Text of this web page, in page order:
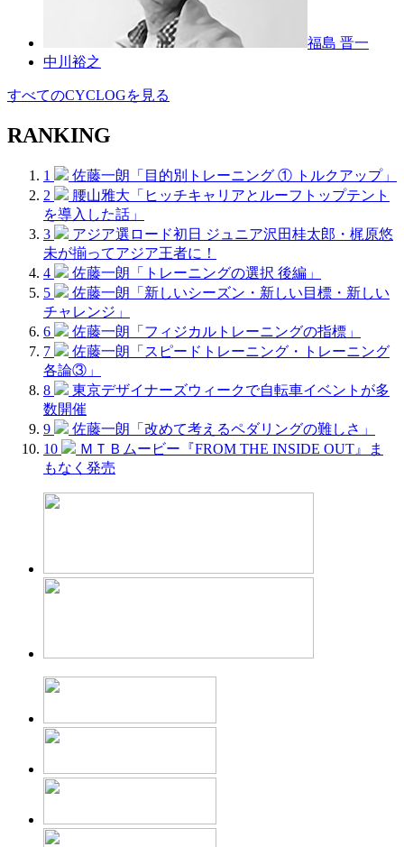
福島 晋一
中川裕之
すべてのCYCLOGを見る
RANKING
1
佐藤一朗「目的別トレーニング ① トルクアップ」
2
腰山雅大「ヒッチキャリアとルーフトップテント
を導入した話」
3
アジア選ロード初日 ジュニア沢田桂太郎・梶原悠
未が揃ってアジア王者に！
4
佐藤一朗「トレーニングの選択 後編」
5
佐藤一朗「新しいシーズン・新しい目標・新しい
チャレンジ」
6
佐藤一朗「フィジカルトレーニングの指標」
7
佐藤一朗「スピードトレーニング・トレーニング
各論③」
8
東京デザイナーズウィークで自転車イベントが多
数開催
9
佐藤一朗「改めて考えるペダリングの難しさ」
10
ＭＴＢムービー『FROM THE INSIDE OUT』ま
もなく発売